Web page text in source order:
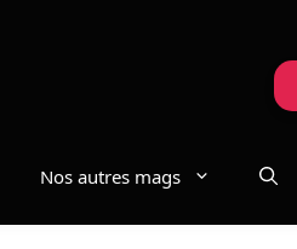
Nos autres mags